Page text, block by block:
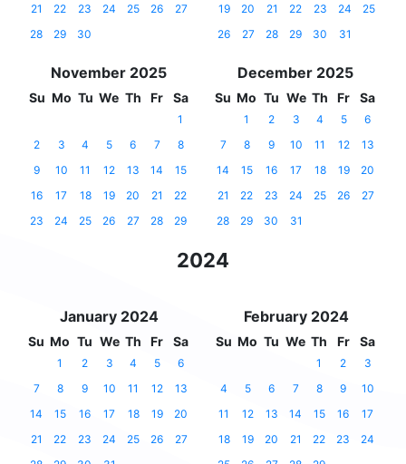
21
22 23 24 25 26
27
28
29 30
19
20 21 22 23 24
25
26
27 28 29 30 31
November 2025
Su Mo Tu We Th Fr Sa
1
2
3 4 5 6 7
8
9
10 11 12 13 14
15
16
17 18 19 20 21
22
23
24 25 26 27 28 29
December 2025
Su Mo Tu We Th Fr Sa
1 2 3 4 5
6
7
8 9 10 11 12
13
14
15 16 17 18 19
20
21
22 23 24 25 26
27
28
29 30 31
2024
January 2024
Su Mo Tu We Th Fr Sa
1 2 3 4 5
6
7
8 9 10 11 12
13
14
15 16 17 18 19
20
21
22 23 24 25 26
27
February 2024
Su Mo Tu We Th Fr Sa
1 2
3
4
5 6 7 8 9
10
11
12 13 14 15 16
17
18
19 20 21 22 23
24